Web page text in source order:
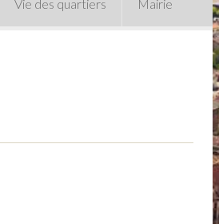
Vie des quartiers Mairie